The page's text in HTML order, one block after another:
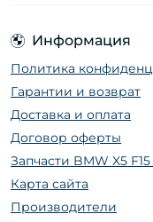
Информация
Политика
Гарантии и возврат
Доставка и оплата
Договор оферты
Запчасти BMW X5
Карта сайта
Производители